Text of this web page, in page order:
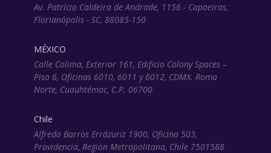
Av. Patrício Caldeira de Andrade, 1156 - Capoeiras,
Florianópolis - SC, 88085-150
MÉXICO
Calle Colima, Exterior 161, Edificio Colony Spaces –
Piso 6, Oficinas 6010, 6011 y 6012, CDMX. Roma
Norte, Cuauhtémoc, C.P. 06700
Chile
Alfredo Barros Errázuriz 1900, Oficina 503,
Providencia, Región Metropolitana, Chile 7501588